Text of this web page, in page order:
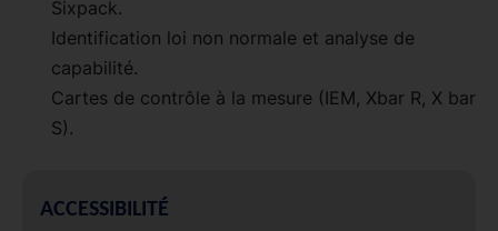
Sixpack.
Identification loi non normale et analyse de
capabilité.
Cartes de contrôle à la mesure (IEM, Xbar R, X bar
S).
ACCESSIBILITÉ